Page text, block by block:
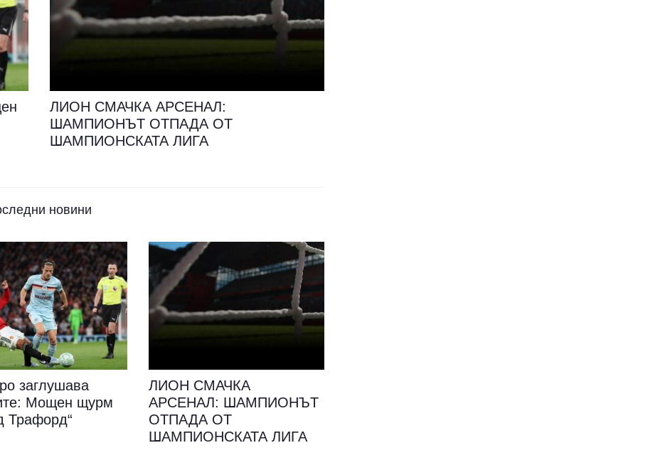
ЛИОН СМАЧКА АРСЕНАЛ:
ШАМПИОНЪТ ОТПАДА ОТ
ШАМПИОНСКАТА ЛИГА
новини
заглушава
Мощен щурм
Трафорд“
ЛИОН СМАЧКА
АРСЕНАЛ: ШАМПИОНЪТ
ОТПАДА ОТ
ШАМПИОНСКАТА ЛИГА